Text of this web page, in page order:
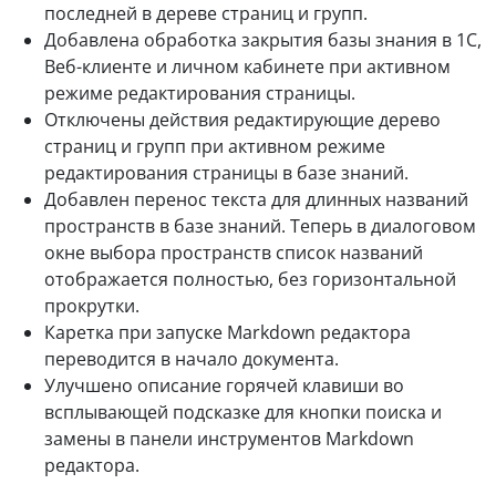
последней в дереве страниц и групп.
Добавлена обработка закрытия базы знания в 1С,
Веб-клиенте и личном кабинете при активном
режиме редактирования страницы.
Отключены действия редактирующие дерево
страниц и групп при активном режиме
редактирования страницы в базе знаний.
Добавлен перенос текста для длинных названий
пространств в базе знаний. Теперь в диалоговом
окне выбора пространств список названий
отображается полностью, без горизонтальной
прокрутки.
Каретка при запуске Markdown редактора
переводится в начало документа.
Улучшено описание горячей клавиши во
всплывающей подсказке для кнопки поиска и
замены в панели инструментов Markdown
редактора.